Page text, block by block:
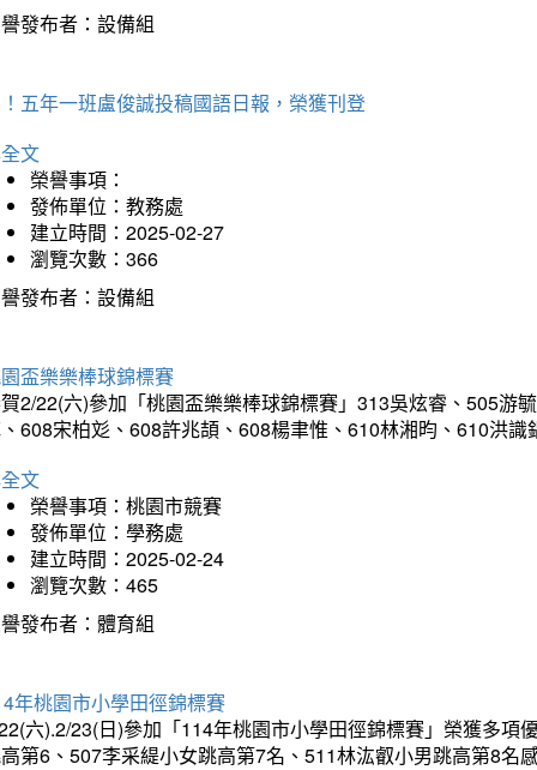
發布者：設備組
五年一班盧俊誠投稿國語日報，榮獲刊登
文
榮譽事項：
發佈單位：教務處
建立時間：2025-02-27
瀏覽次數：366
發布者：設備組
盃樂樂棒球錦標賽
2/22(六)參加「桃園盃樂樂棒球錦標賽」313吳炫睿、505游
608宋柏彣、608許兆頡、608楊聿惟、610林湘昀、610洪
文
榮譽事項：桃園市競賽
發佈單位：學務處
建立時間：2025-02-24
瀏覽次數：465
發布者：體育組
年桃園市小學田徑錦標賽
六).2/23(日)參加「114年桃園市小學田徑錦標賽」榮獲多
第6、507李采緹小女跳高第7名、511林汯叡小男跳高第8名